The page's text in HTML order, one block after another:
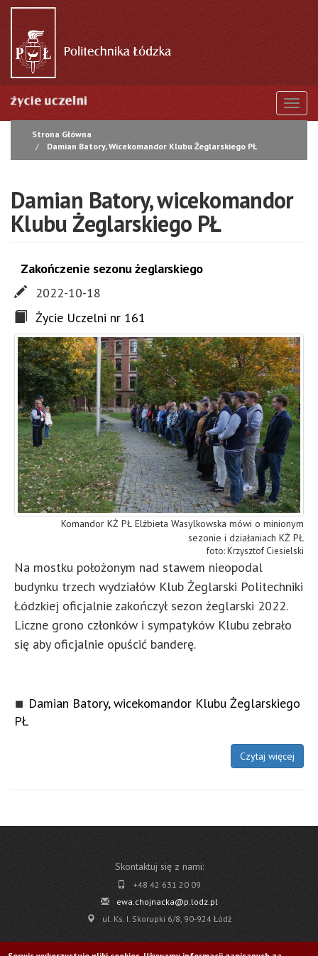
Przejdź
treści
Strona Główna
Damian Batory, Wicekomandor Klubu Żeglarskiego PŁ
Damian Batory, wicekomandor
Klubu Żeglarskiego PŁ
Zakończenie sezonu żeglarskiego
2022-10-18
Życie Uczelni nr 161
Komandor KŻ PŁ Elżbieta Wasylkowska mówi o minionym
sezonie i działaniach KŻ PŁ
Krzysztof Ciesielski
Na mostku położonym nad stawem nieopodal
budynku trzech wydziałów Klub Żeglarski Politechniki
Łódzkiej oficjalnie zakończył sezon żeglarski 2022.
Liczne grono członków i sympatyków Klubu zebrało
się aby oficjalnie opuścić banderę.
Damian Batory, wicekomandor Klubu Żeglarskiego
PŁ
Czytaj więcej
Skontaktuj się z nami:
+48 42 631 20 09
ewa.chojnacka@p.lodz.pl
ul. Ks. I. Skorupki 6/8, 90-924 Łódź